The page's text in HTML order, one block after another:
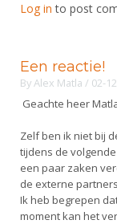
Promotie en logo
Geschiedenis van
Touché
Log in to post
Een reactie!
ByAlex Matla / 02-
Geachte heer
Zelf ben ik niet bij
tijdens de
een paar zaken
de externe partners
Ik heb begrepen
moment kan het